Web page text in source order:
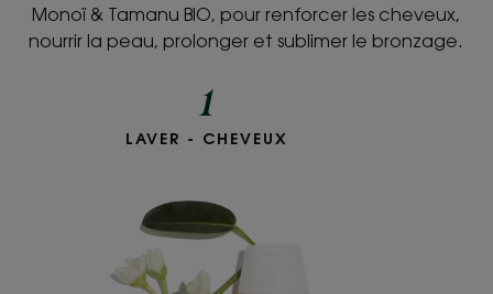
Monoï & Tamanu BIO, pour renforcer les cheveux,
nourrir la peau, prolonger et sublimer le bronzage.
1
Shampoing nutritif
soleil
LAVER - CHEVEUX